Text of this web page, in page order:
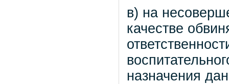
в) на
качестве
назначения